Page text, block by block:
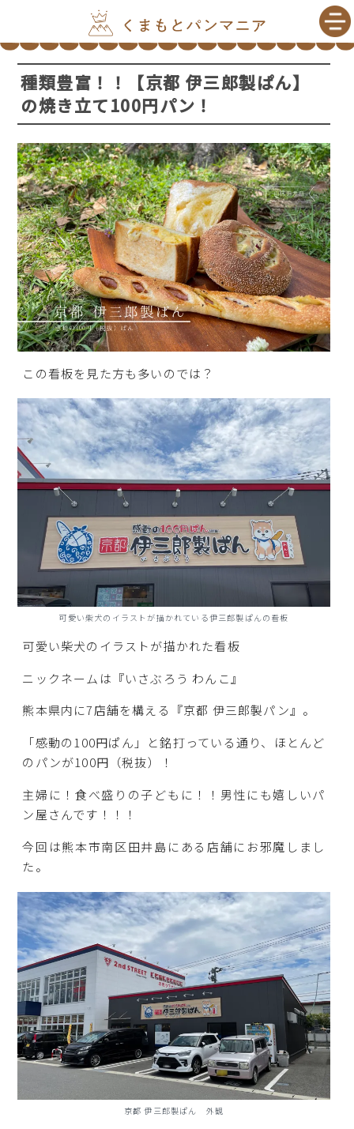
種類豊富！！【京都 伊三郎製ぱん】
の焼き立て100円パン！
この看板を見た方も多いのでは？
可愛い柴犬のイラストが描かれている伊三郎製ぱんの看板
可愛い柴犬のイラストが描かれた看板
ニックネームは『いさぶろう わんこ』
熊本県内に7店舗を構える『京都 伊三郎製パン』。
「感動の100円ぱん」と銘打っている通り、ほとんど
のパンが100円（税抜）！
主婦に！食べ盛りの子どもに！！男性にも嬉しいパ
ン屋さんです！！！
今回は熊本市南区田井島にある店舗にお邪魔しまし
た。
京都 伊三郎製ぱん 外観